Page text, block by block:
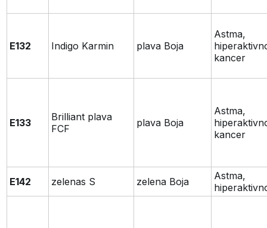
E132 Indigo Karmin plava Boja
Astma,
kancer
E133
Brilliant plava
FCF
plava Boja
Astma,
kancer
E142 zelenas S zelena Boja
Astma,